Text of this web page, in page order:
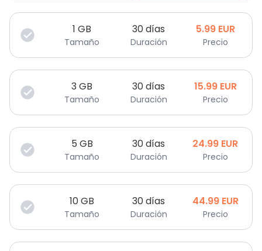
Tus datos son válidos por un tiempo limitado.
1 GB
Tamaño
30 días
Duración
5.99 EUR
Precio
3GB
Tamaño
30 días
Duración
15.99 EUR
Precio
5 GB
Tamaño
30 días
Duración
24.99 EUR
Precio
10GB
Tamaño
30 días
Duración
44.99 EUR
Precio